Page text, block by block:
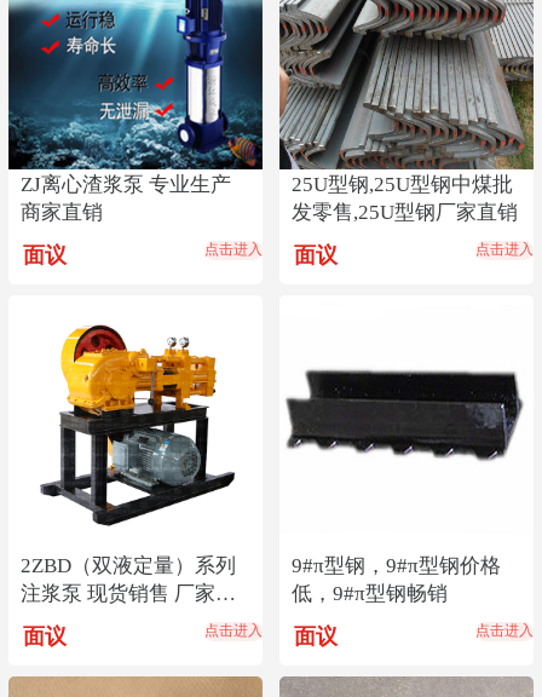
ZJ离心渣浆泵 专业生产
商家直销
面议 点击进入
25U型钢,25U型钢中煤批
发零售,25U型钢厂家直销
面议 点击进入
2ZBD（双液定量）系列
注浆泵 现货销售 厂家直
销
面议 点击进入
9#π型钢，9#π型钢价格
低，9#π型钢畅销
面议 点击进入